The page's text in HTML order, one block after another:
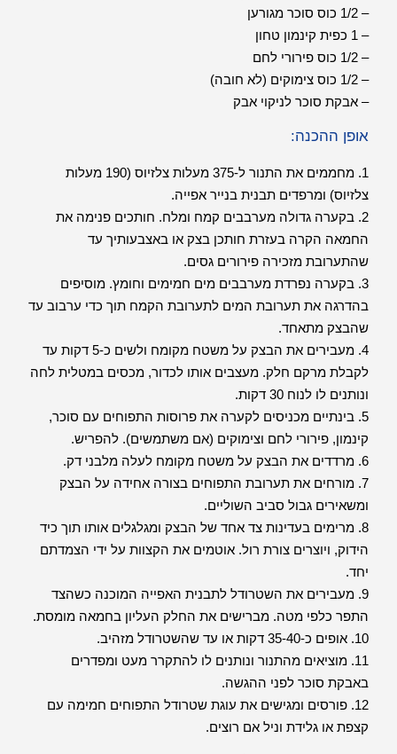
– 1/2 כוס סוכר מגורען
– 1 כפית קינמון טחון
– 1/2 כוס פירורי לחם
– 1/2 כוס צימוקים (לא חובה)
– אבקת סוכר לניקוי אבק
אופן ההכנה:
1. מחממים את התנור ל-375 מעלות צלזיוס (190 מעלות
צלזיוס) ומרפדים תבנית בנייר אפייה.
2. בקערה גדולה מערבבים קמח ומלח. חותכים פנימה את
החמאה הקרה בעזרת חותכן בצק או באצבעותיך עד
שהתערובת מזכירה פירורים גסים.
3. בקערה נפרדת מערבבים מים חמימים וחומץ. מוסיפים
בהדרגה את תערובת המים לתערובת הקמח תוך כדי ערבוב עד
שהבצק מתאחד.
4. מעבירים את הבצק על משטח מקומח ולשים כ-5 דקות עד
לקבלת מרקם חלק. מעצבים אותו לכדור, מכסים במטלית לחה
ונותנים לו לנוח 30 דקות.
5. בינתיים מכניסים לקערה את פרוסות התפוחים עם סוכר,
קינמון, פירורי לחם וצימוקים (אם משתמשים). להפריש.
6. מרדדים את הבצק על משטח מקומח לעלה מלבני דק.
7. מורחים את תערובת התפוחים בצורה אחידה על הבצק
ומשאירים גבול סביב השוליים.
8. מרימים בעדינות צד אחד של הבצק ומגלגלים אותו תוך כיד
הידוק, ויוצרים צורת רול. אוטמים את הקצוות על ידי הצמדתם
יחד.
9. מעבירים את השטרודל לתבנית האפייה המוכנה כשהצד
התפר כלפי מטה. מברישים את החלק העליון בחמאה מומסת.
10. אופים כ-35-40 דקות או עד שהשטרודל מזהיב.
11. מוציאים מהתנור ונותנים לו להתקרר מעט ומפדרים
באבקת סוכר לפני ההגשה.
12. פורסים ומגישים את עוגת שטרודל התפוחים חמימה עם
קצפת או גלידת וניל אם רוצים.